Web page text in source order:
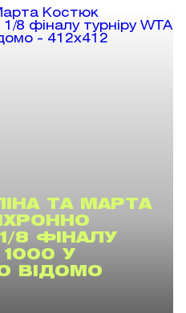
ТА МАРТА
8 ФІНАЛУ
1000 У
ВІДОМО